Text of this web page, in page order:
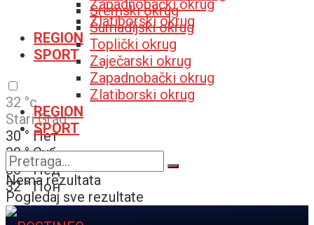
Zapadnobački okrug
Zlatiborski okrug
REGION
SPORT
32 °c
Stari Grad
30 ° Пет
30 ° Суб
30 ° Нед
32 ° Пон
Sremski okrug
Šumadijski okrug
Toplički okrug
Zaječarski okrug
Zapadnobački okrug
Zlatiborski okrug
REGION
SPORT
Nema rezultata
Pogledaj sve rezultate